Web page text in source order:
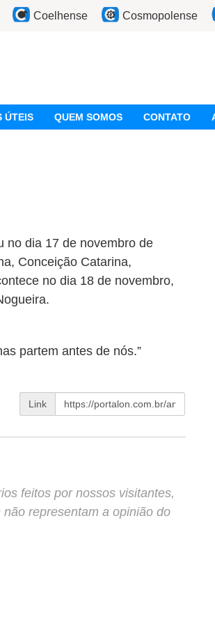
Coelhense Cosmopolense
ÚTEIS QUEM SOMOS CONTATO
no dia 17 de novembro de
Conceição Catarina,
no dia 18 de novembro,
partem antes de nós.”
Link
feitos por nossos visitantes,
representam a opinião do